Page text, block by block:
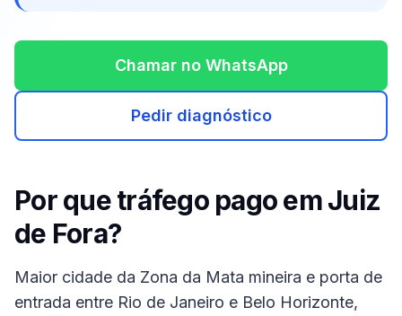
Chamar no WhatsApp
Pedir diagnóstico
Por que tráfego pago emJuiz
de Fora?
Maior cidade da Zona da Mata mineira e porta de
entrada entre Rio de Janeiro e Belo Horizonte,